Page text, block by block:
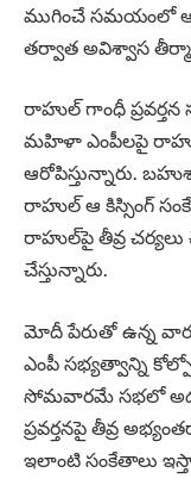
ముగించే స‌మ‌యంలో
త‌ర్వాత అవిశ్వాస
రాహుల్ గాంధీ
మ‌హిళా ఎంపీల‌పై రాహుల్
ఆరోపిస్తున్నారు.
రాహుల్ ఆ కిస్సింగ్
రాహుల్‌పై తీవ్ర
చేస్తున్నారు.
మోదీ పేరుతో ఉన్న
ఎంపీ స‌భ్య‌త్వాన్ని
సోమ‌వారమే స‌భ‌లో
ప్ర‌వ‌ర్త‌నపై తీవ్ర
ఇలాంటి సంకేతాలు